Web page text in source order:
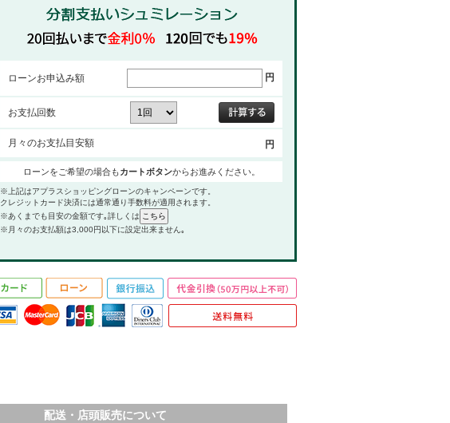
ローンお申込み額 円
お支払回数
月々のお支払目安額 円
ローンをご希望の場合もカートボタンからお進みください。
※上記はアプラスショッピングローンのキャンペーンです。
クレジットカード決済には通常通り手数料が適用されます。
※あくまでも目安の金額です｡詳しくは
※月々のお支払額は3,000円以下に設定出来ません｡
配送・店頭販売について